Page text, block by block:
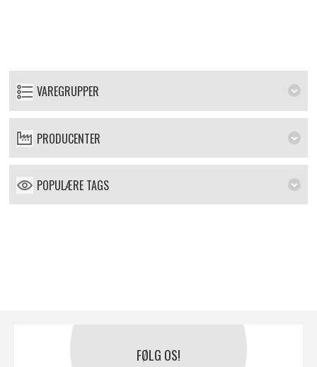
VAREGRUPPER
PRODUCENTER
POPULÆRE TAGS
FØLG OS!